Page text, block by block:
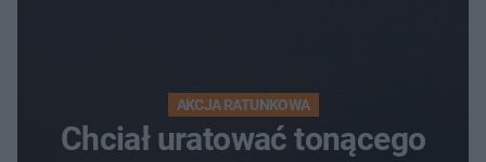
AKCJA RATUNKOWA
Chciał uratować tonącego